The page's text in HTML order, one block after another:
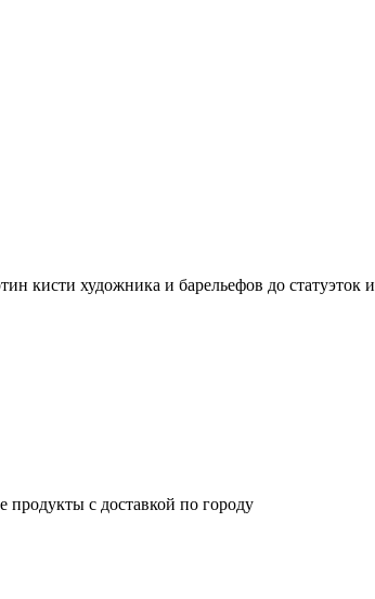
кисти художника и барельефов до статуэток
с доставкой по городу